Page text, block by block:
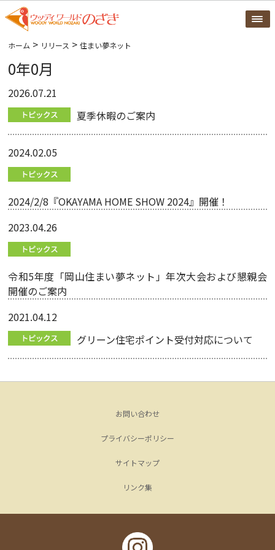
ホーム > リリース >住まい夢ネット
0年0月
2026.07.21
夏季休暇のご案内
2024.02.05
2024/2/8『OKAYAMA HOME SHOW 2024』開催！
2023.04.26
令和5年度「岡山住まい夢ネット」年次大会および懇親会
開催のご案内
2021.04.12
グリーン住宅ポイント受付対応について
お問い合わせ
プライバシーポリシー
サイトマップ
リンク集